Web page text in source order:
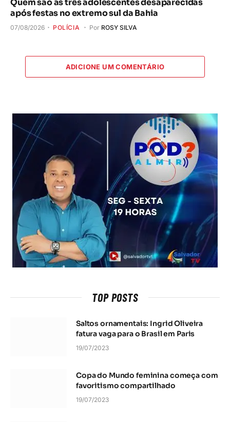
Quem são as três adolescentes desaparecidas
após festas no extremo sul da Bahia
07/08/2026 POLÍCIA Por ROSY SILVA
ADICIONE UM COMENTÁRIO
TOP POSTS
Saltos ornamentais: Ingrid Oliveira
fatura vaga para o Brasil em Paris
19/07/2023
Copa do Mundo feminina começa com
favoritismo compartilhado
19/07/2023